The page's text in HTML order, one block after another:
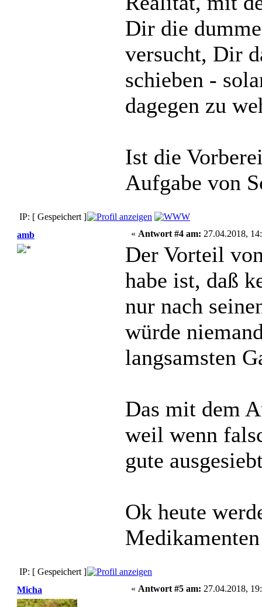
Dir die
versucht, Dir
schieben -
dagegen zu
Ist die
Aufgabe von
IP: [ Gespeichert ]
amb
« Antwort #4 am: 27.04.2018,
Der Vorteil
habe ist, daß
nur nach
würde
langsamsten
Das mit dem
weil wenn
gute
Ok heute
IP: [ Gespeichert ]
Micha
« Antwort #5 am: 27.04.2018,